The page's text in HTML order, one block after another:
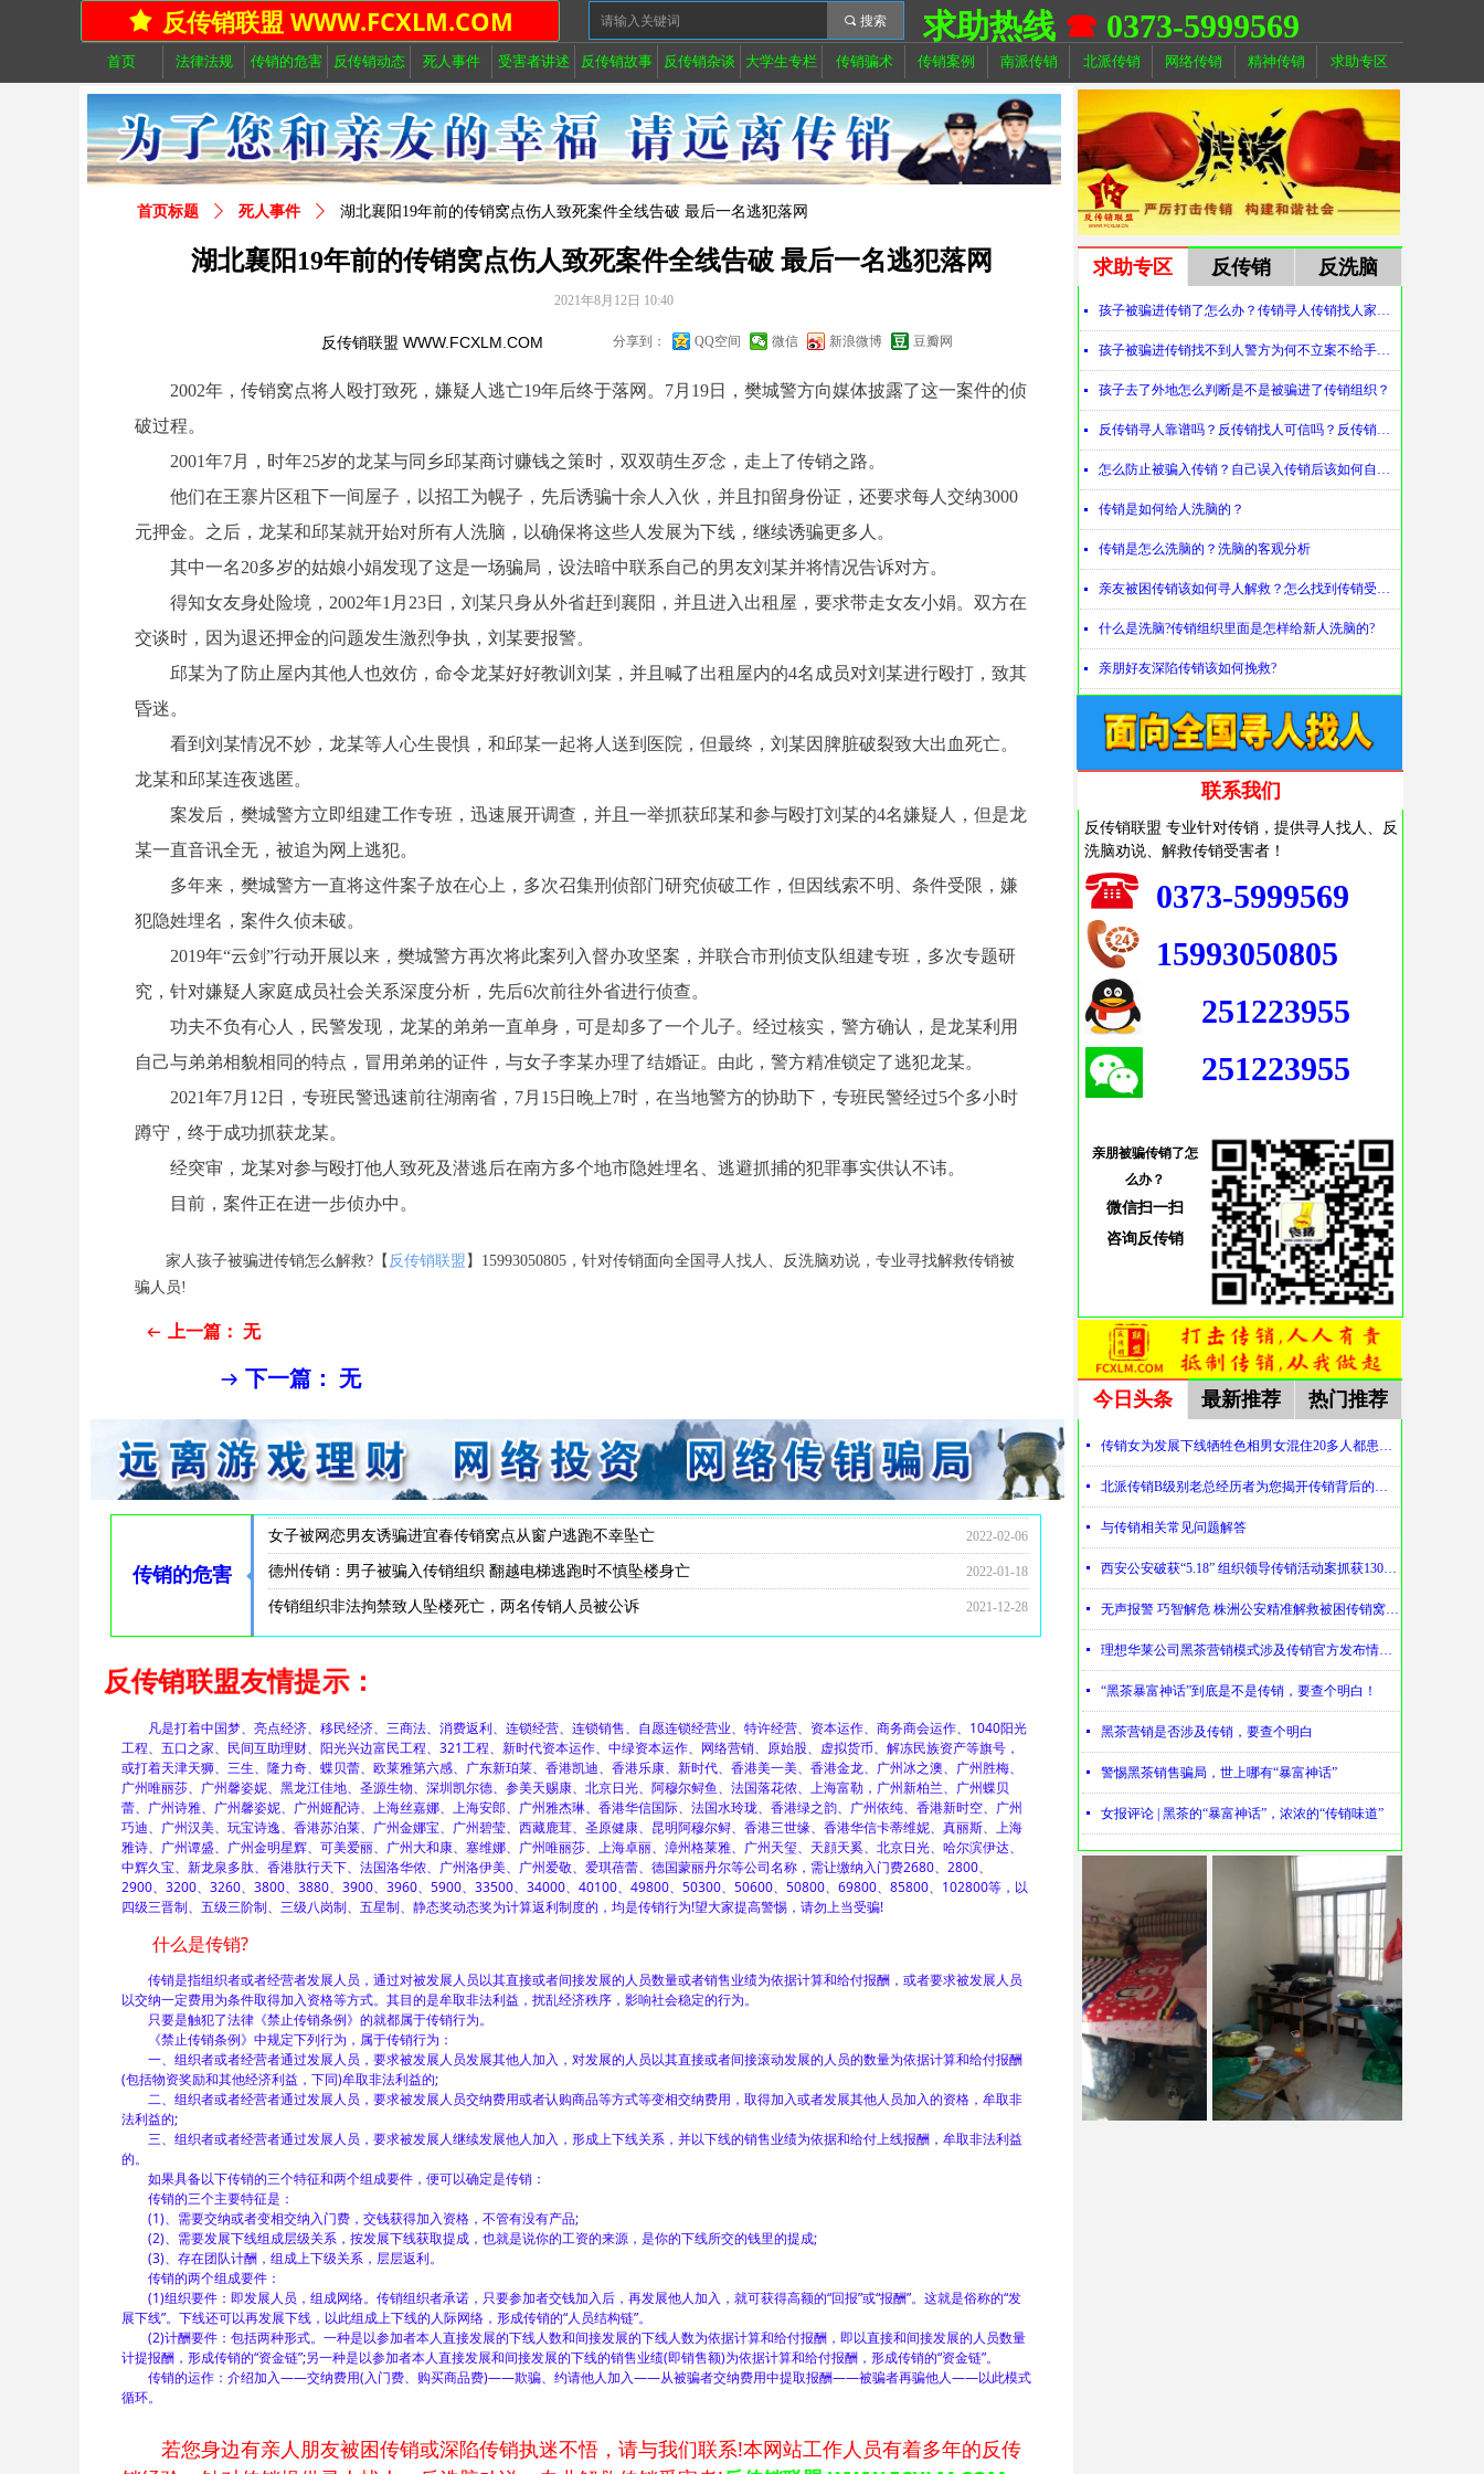
首页 法律法规 传销的危害 反传销动态 死人事件 受害者讲述 反传销故事 反传销杂谈 大学生专栏 传销骗术 传销案例 南派传销 北派传销 网络传销 精神传销 求助专区
求助热线 ☎ 0373-5999569
끠 搜索
끄 反传销联盟 WWW.FCXLM.COM
湖北襄阳19年前的传销窝点伤人致死案件全线告破 最后一名逃犯落网
首页标题 ꄲ 死人事件 ꄲ 湖北襄阳19年前的传销窝点伤人致死案件全线告破 最后一名逃犯落网
2002年，传销窝点将人殴打致死，嫌疑人逃亡19年后终于落网。7月19日，樊城警方向媒体披露了这一案件的侦
破过程。
2001年7月，时年25岁的龙某与同乡邱某商讨赚钱之策时，双双萌生歹念，走上了传销之路。
他们在王寨片区租下一间屋子，以招工为幌子，先后诱骗十余人入伙，并且扣留身份证，还要求每人交纳3000
元押金。之后，龙某和邱某就开始对所有人洗脑，以确保将这些人发展为下线，继续诱骗更多人。
其中一名20多岁的姑娘小娟发现了这是一场骗局，设法暗中联系自己的男友刘某并将情况告诉对方。
得知女友身处险境，2002年1月23日，刘某只身从外省赶到襄阳，并且进入出租屋，要求带走女友小娟。双方在
交谈时，因为退还押金的问题发生激烈争执，刘某要报警。
邱某为了防止屋内其他人也效仿，命令龙某好好教训刘某，并且喊了出租屋内的4名成员对刘某进行殴打，致其
昏迷。
看到刘某情况不妙，龙某等人心生畏惧，和邱某一起将人送到医院，但最终，刘某因脾脏破裂致大出血死亡。
龙某和邱某连夜逃匿。
案发后，樊城警方立即组建工作专班，迅速展开调查，并且一举抓获邱某和参与殴打刘某的4名嫌疑人，但是龙
某一直音讯全无，被追为网上逃犯。
多年来，樊城警方一直将这件案子放在心上，多次召集刑侦部门研究侦破工作，但因线索不明、条件受限，嫌
犯隐姓埋名，案件久侦未破。
2019年“云剑”行动开展以来，樊城警方再次将此案列入督办攻坚案，并联合市刑侦支队组建专班，多次专题研
究，针对嫌疑人家庭成员社会关系深度分析，先后6次前往外省进行侦查。
功夫不负有心人，民警发现，龙某的弟弟一直单身，可是却多了一个儿子。经过核实，警方确认，是龙某利用
自己与弟弟相貌相同的特点，冒用弟弟的证件，与女子李某办理了结婚证。由此，警方精准锁定了逃犯龙某。
2021年7月12日，专班民警迅速前往湖南省，7月15日晚上7时，在当地警方的协助下，专班民警经过5个多小时
蹲守，终于成功抓获龙某。
经突审，龙某对参与殴打他人致死及潜逃后在南方多个地市隐姓埋名、逃避抓捕的犯罪事实供认不讳。
目前，案件正在进一步侦办中。
家人孩子被骗进传销怎么解救?【 反传销联盟 】15993050805，针对传销面向全国寻人找人、反洗脑劝说，专业寻找解救传销被
骗人员!
2021年8月12日 10:40
ꂃ 上一篇： 无
ꁹ 下一篇： 无
凡是打着中国梦、亮点经济、移民经济、三商法、消费返利、连锁经营、连锁销售、自愿连锁经营业、特许经营、资本运作、商务商会运作、1040阳光
工程、五口之家、民间互助理财、阳光兴边富民工程、321工程、新时代资本运作、中绿资本运作、网络营销、原始股、虚拟货币、解冻民族资产等旗号，
或打着天津天狮、三生、隆力奇、蝶贝蕾、欧莱雅第六感、广东新珀莱、香港凯迪、香港乐康、新时代、香港美一美、香港金龙、广州冰之澳、广州胜梅、
广州唯丽莎、广州馨姿妮、黑龙江佳地、圣源生物、深圳凯尔德、参美天赐康、北京日光、阿穆尔鲟鱼、法国落花侬、上海富勒，广州新柏兰、广州蝶贝
蕾、广州诗雅、广州馨姿妮、广州姬配诗、上海丝嘉娜、上海安郎、广州雅杰琳、香港华信国际、法国水玲珑、香港绿之韵、广州依纯、香港新时空、广州
巧迪、广州汉美、玩宝诗逸、香港苏泊莱、广州金娜宝、广州碧莹、西藏鹿茸、圣原健康、昆明阿穆尔鲟、香港三世缘、香港华信卡蒂维妮、真丽斯、上海
雅诗、广州谭盛、广州金明星辉、可美爱丽、广州大和康、塞维娜、广州唯丽莎、上海卓丽、漳州格莱雅、广州天玺、天顔天奚、北京日光、哈尔滨伊达、
中辉久宝、新龙泉多肽、香港肽行天下、法国洛华侬、广州洛伊美、广州爱敬、爱琪蓓蕾、德国蒙丽丹尔等公司名称，需让缴纳入门费2680、2800、
2900、3200、3260、3800、3880、3900、3960、5900、33500、34000、40100、49800、50300、50600、50800、69800、85800、102800等，以
四级三晋制、五级三阶制、三级八岗制、五星制、静态奖动态奖为计算返利制度的，均是传销行为!望大家提高警惕，请勿上当受骗!
什么是传销?
传销是指组织者或者经营者发展人员，通过对被发展人员以其直接或者间接发展的人员数量或者销售业绩为依据计算和给付报酬，或者要求被发展人员
以交纳一定费用为条件取得加入资格等方式。其目的是牟取非法利益，扰乱经济秩序，影响社会稳定的行为。
只要是触犯了法律《禁止传销条例》的就都属于传销行为。
《禁止传销条例》中规定下列行为，属于传销行为：
一、组织者或者经营者通过发展人员，要求被发展人员发展其他人加入，对发展的人员以其直接或者间接滚动发展的人员的数量为依据计算和给付报酬
(包括物资奖励和其他经济利益，下同)牟取非法利益的;
二、组织者或者经营者通过发展人员，要求被发展人员交纳费用或者认购商品等方式等变相交纳费用，取得加入或者发展其他人员加入的资格，牟取非
法利益的;
三、组织者或者经营者通过发展人员，要求被发展人继续发展他人加入，形成上下线关系，并以下线的销售业绩为依据和给付上线报酬，牟取非法利益
的。
如果具备以下传销的三个特征和两个组成要件，便可以确定是传销：
传销的三个主要特征是：
(1)、需要交纳或者变相交纳入门费，交钱获得加入资格，不管有没有产品;
(2)、需要发展下线组成层级关系，按发展下线获取提成，也就是说你的工资的来源，是你的下线所交的钱里的提成;
(3)、存在团队计酬，组成上下级关系，层层返利。
传销的两个组成要件：
(1)组织要件：即发展人员，组成网络。传销组织者承诺，只要参加者交钱加入后，再发展他人加入，就可获得高额的“回报”或“报酬”。这就是俗称的“发
展下线”。下线还可以再发展下线，以此组成上下线的人际网络，形成传销的“人员结构链”。
(2)计酬要件：包括两种形式。一种是以参加者本人直接发展的下线人数和间接发展的下线人数为依据计算和给付报酬，即以直接和间接发展的人员数量
计提报酬，形成传销的“资金链”;另一种是以参加者本人直接发展和间接发展的下线的销售业绩(即销售额)为依据计算和给付报酬，形成传销的“资金链”。
传销的运作：介绍加入——交纳费用(入门费、购买商品费)——欺骗、约请他人加入——从被骗者交纳费用中提取报酬——被骗者再骗他人——以此模式
循环。
若您身边有亲人朋友被困传销或深陷传销执迷不悟，请与我们联系!本网站工作人员有着多年的反传
反传销联盟友情提示：
传销的危害
2015-08-28
传销女为发展下线牺牲色相男女混住20多人都患上肺结核 2025-10-24
传销敛财，拘禁索命丨松滋法院对一传销团伙数罪并罚，主犯获重刑 2025-08-28
云南曲靖警方披露一起传销案件侦破细节：24岁男子因不顺从遭折磨致死 2024-09-13
曲靖传销组织致人死亡 警方捣毁传销恶势力犯罪团伙 2023-10-30
商洛传销非法拘禁致人死亡 传销人员难逃法网终获重刑 2022-09-27
莆田传销组织非法拘禁致人逃跑时不慎坠亡 嫌疑人潜逃9年后终被抓 2022-09-16
在襄阳将被骗入传销窝点者遭殴打死亡 潜逃20多年后终于被抓 2022-02-22
宜春袁州法院审结一起传销非法拘禁致人死亡案
女子被网恋男友诱骗进宜春传销窝点从窗户逃跑不幸坠亡
德州传销：男子被骗入传销组织 翻越电梯逃跑时不慎坠楼身亡
传销组织非法拘禁致人坠楼死亡，两名传销人员被公诉
2021-12-24
传销组织“漳州11人海滩溺亡”幸存者受审当庭陈述事故经过 2021-12-17
福建漳州11人涉传销落水遇难 亲友：自称去打工从事低买高卖的采购工作 2021-12-17
漳州海滩11名溺亡者初查涉嫌传销，家属：想去传销窝点看看 2021-12-17
“漳州海滩11人溺亡”家属发声怀疑遇难者是误入传销组织 2021-11-23
骗他人加入传销组织致对方坠楼身亡，两男女在南京涉嫌非法拘禁罪被起诉 2021-10-07
南阳传销组织发生惨案一男子从顶楼跳楼身亡 2021-10-06
南阳传销：男子要求离开传销被拒从顶楼跳楼身亡 2021-08-12
湖北襄阳19年前的传销窝点伤人致死案件全线告破 最后一名逃犯落网
分享到： QQ空间 微信 新浪微博 豆瓣网
反传销联盟 WWW.FCXLM.COM
今日头条 最新推荐 热门推荐
넷 传销女为发展下线牺牲色相男女混住20多人都患上肺结核
넷 北派传销B级别老总经历者为您揭开传销背后的神秘
넷 与传销相关常见问题解答
넷 西安公安破获“5.18” 组织领导传销活动案抓获130名涉传人员
넷 无声报警 巧智解危 株洲公安精准解救被困传销窝点人员
넷 理想华莱公司黑茶营销模式涉及传销官方发布情况通报
넷 “黑茶暴富神话”到底是不是传销，要查个明白！
넷 黑茶营销是否涉及传销，要查个明白
넷 警惕黑茶销售骗局，世上哪有“暴富神话”
넷 女报评论 | 黑茶的“暴富神话”，浓浓的“传销味道”
联系我们
反传销联盟 专业针对传销，提供寻人找人、反
洗脑劝说、解救传销受害者！
亲朋被骗传销了怎
么办？
微信扫一扫
咨询 反传销
0373-5999569
15993050805
251223955
251223955
求助专区 反传销 反洗脑
넷 孩子被骗进传销了怎么办？传销寻人传销找人家属必看！
넷 孩子被骗进传销找不到人警方为何不立案不给手机定位？警察不管怎么办？
넷 孩子去了外地怎么判断是不是被骗进了传销组织？
넷 反传销寻人靠谱吗？反传销找人可信吗？反传销真的能找到人吗？
넷 怎么防止被骗入传销？自己误入传销后该如何自救？
넷 传销是如何给人洗脑的？
넷 传销是怎么洗脑的？洗脑的客观分析
넷 亲友被困传销该如何寻人解救？怎么找到传销受害者？
넷 什么是洗脑?传销组织里面是怎样给新人洗脑的?
넷 亲朋好友深陷传销该如何挽救?